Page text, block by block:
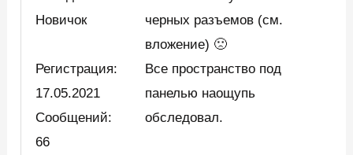
Новичок
Регистрация:
17.05.2021
Сообщений:
66
черных разъемов (см.
вложение) 🙁
Все пространство под
панелью наощупь
обследовал.